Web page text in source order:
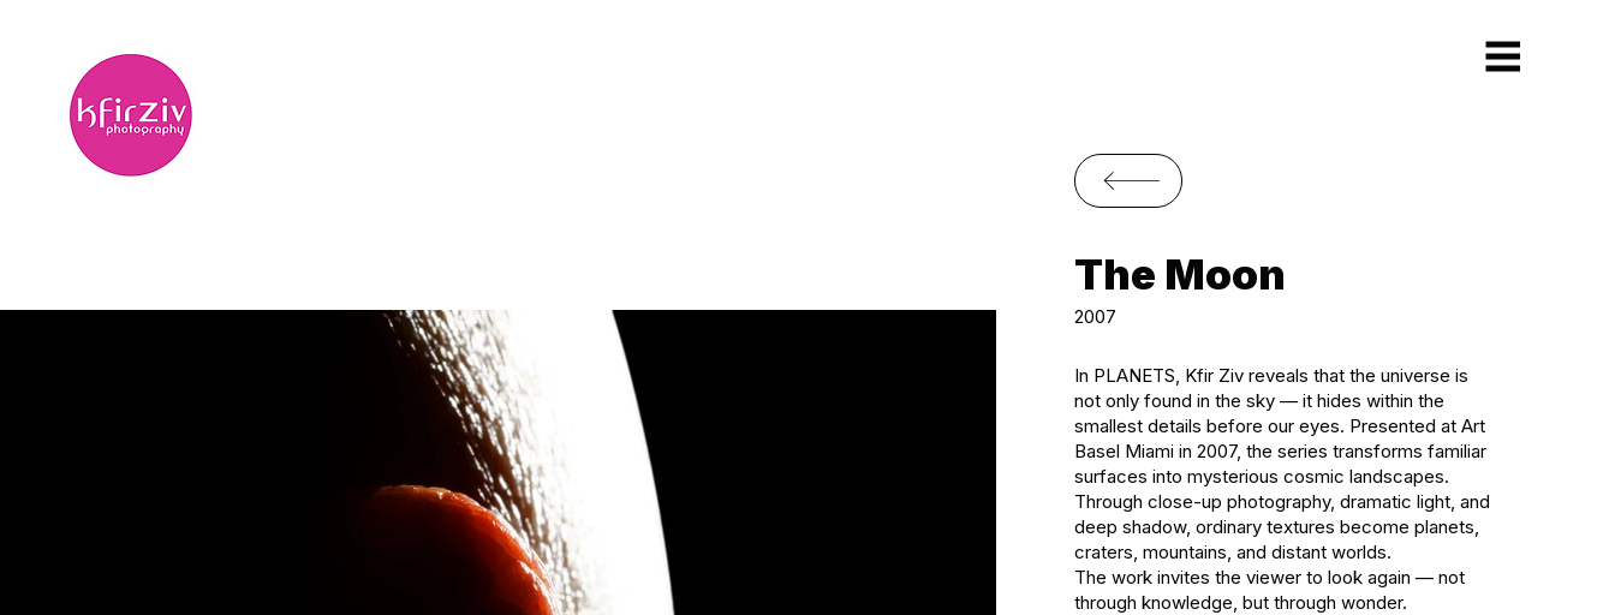
The Moon
2007
In PLANETS, Kfir Ziv reveals that the universe is
not only found in the sky — it hides within the
smallest details before our eyes. Presented at Art
Basel Miami in 2007, the series transforms familiar
surfaces into mysterious cosmic landscapes.
Through close-up photography, dramatic light, and
deep shadow, ordinary textures become planets,
craters, mountains, and distant worlds.
The work invites the viewer to look again — not
through knowledge, but through wonder.